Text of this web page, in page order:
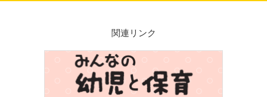
関連リンク